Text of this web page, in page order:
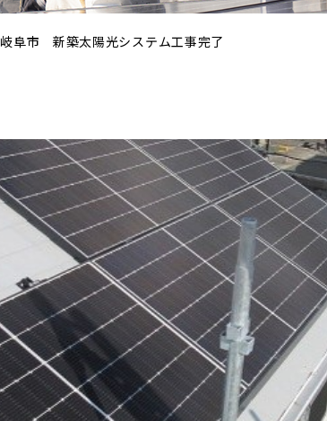
岐阜市 新築太陽光システム工事完了